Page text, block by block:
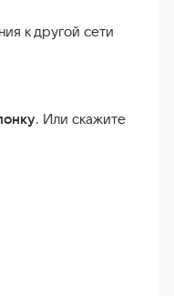
к другой сети
. Или скажите